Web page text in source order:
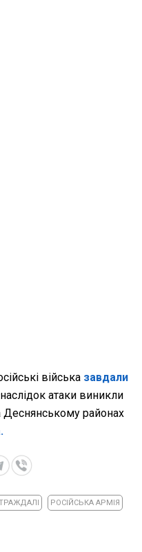
війська завдали
атаки виникли
районах
РОСІЙСЬКА АРМІЯ